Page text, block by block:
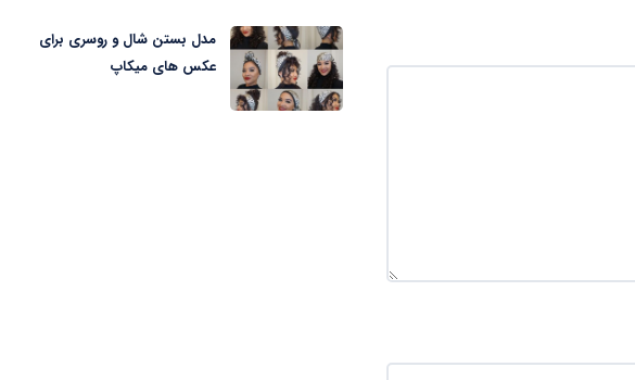
مدل بستن شال و روسری برای
عکس های میکاپ